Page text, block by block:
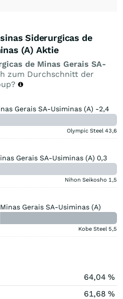
Siderurgicas de
(A) Aktie
de Minas Gerais SA-
zum Durchschnitt der
Gerais SA-Usiminas (A) -2,4
Olympic Steel 43,6
Gerais SA-Usiminas (A) 0,3
Nihon Seikosho 1,5
Gerais SA-Usiminas (A)
Kobe Steel 5,5
64,04 %
61,68 %